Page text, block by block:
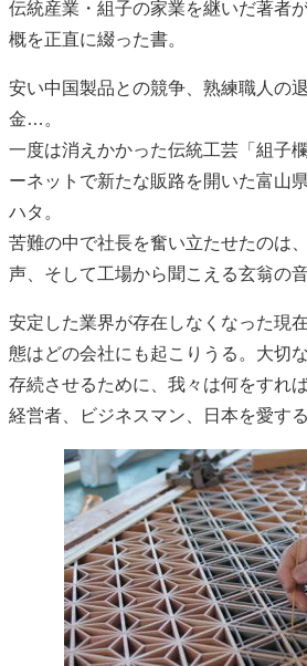
伝統産業・組子の家業を継いだ著者
概を正直に綴った書。
安い中国製品との競争、熟練職人の
金…。
一度は消えかかった伝統工芸「組子
ーネットで新たな販路を開いた富山
ハタ。
苦難の中で社長を奮い立たせたのは
声、そして工場から聞こえる玄翁の音
安定した業界が存在しなくなった現
態はどの会社にも起こりうる。大切
存続させるために、我々は何をすれば
経営者、ビジネスマン、日本を愛す